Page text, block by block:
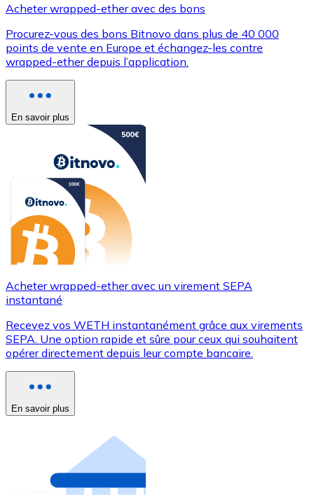
Acheter wrapped-ether avec des bons
Procurez-vous des bons Bitnovo dans plus de 40 000
points de vente en Europe et échangez-les contre
wrapped-ether depuis l’application.
En savoir plus
Acheter wrapped-ether avec un virement SEPA
instantané
Recevez vos WETH instantanément grâce aux virements
SEPA. Une option rapide et sûre pour ceux qui souhaitent
opérer directement depuis leur compte bancaire.
En savoir plus